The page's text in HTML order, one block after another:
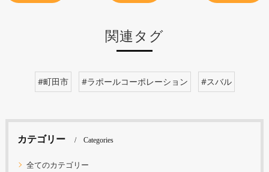
関連タグ
#町田市 #ラポールコーポレーション #スバル
カテゴリー Categories
全てのカテゴリー